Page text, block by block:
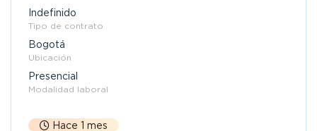
Indefinido
Tipo de contrato
Bogotá
Ubicación
Presencial
Modalidad laboral
Hace 1 mes